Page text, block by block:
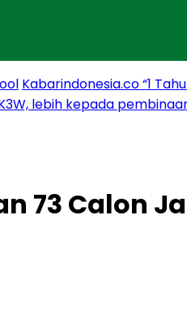
Kabarindonesia.co “1
lebih kepada
73 Calon